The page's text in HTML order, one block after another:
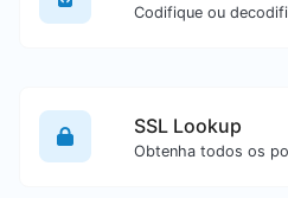
SSL Lookup